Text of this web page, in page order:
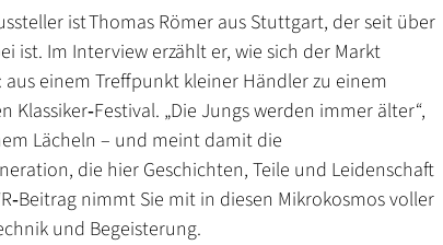
ist Thomas Römer aus Stuttgart, der seit über
ist. Im Interview erzählt er, wie sich der Markt
einem Treffpunkt kleiner Händler zu einem
Klassiker‑Festival. „Die Jungs werden immer älter“,
Lächeln – und meint damit die
die hier Geschichten, Teile und Leidenschaft
nimmt Sie mit in diesen Mikrokosmos voller
und Begeisterung.